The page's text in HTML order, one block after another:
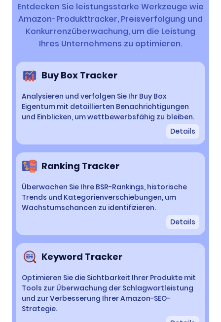
Entdecken Sie leistungsstarke Werkzeuge wie
Amazon-Produkttracker, Preisverfolgung und
Konkurrenzüberwachung, um die Leistung
Ihres Unternehmens zu optimieren.
Buy Box Tracker
Analysieren und verfolgen Sie Ihr Buy Box
Eigentum mit detaillierten Benachrichtigungen
und Einblicken, um wettbewerbsfähig zu bleiben.
Details
Ranking Tracker
Überwachen Sie Ihre BSR-Rankings, historische
Trends und Kategorienverschiebungen, um
Wachstumschancen zu identifizieren.
Details
Keyword Tracker
Optimieren Sie die Sichtbarkeit Ihrer Produkte mit
Tools zur Überwachung der Schlagwortleistung
und zur Verbesserung Ihrer Amazon-SEO-
Strategie.